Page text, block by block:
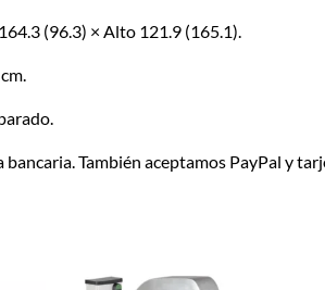
(96.3) × Alto 121.9 (165.1).
También aceptamos PayPal y